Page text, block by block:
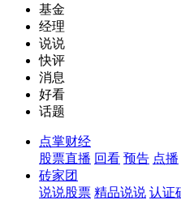
基金
经理
说说
快评
消息
好看
话题
点掌财经
股票直播 回看 预告 点播
砖家团
说说股票 精品说说 认证